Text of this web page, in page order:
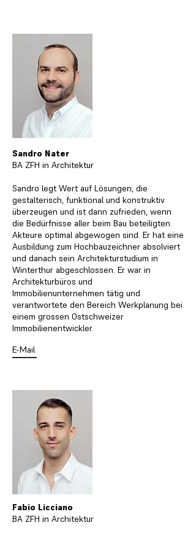
Sandro Nater
BA ZFH in Architektur
Sandro legt Wert auf Lösungen, die
gestalterisch, funktional und konstruktiv
überzeugen und ist dann zufrieden, wenn
die Bedürfnisse aller beim Bau beteiligten
Akteure optimal abgewogen sind. Er hat eine
Ausbildung zum Hochbauzeichner absolviert
und danach sein Architekturstudium in
Winterthur abgeschlossen. Er war in
Architekturbüros und
Immobilienunternehmen tätig und
verantwortete den Bereich Werkplanung bei
einem grossen Ostschweizer
Immobilienentwickler.
E-Mail
Fabio Licciano
BA ZFH in Architektur